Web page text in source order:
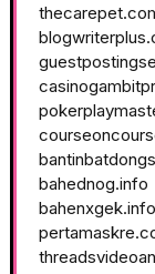
bahednog.info
bahenxgek.info